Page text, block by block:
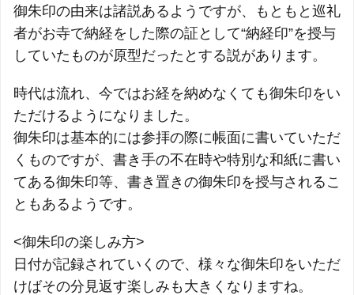
御朱印の由来は諸説あるようですが、もともと巡礼
者がお寺で納経をした際の証として“納経印”を授与
していたものが原型だったとする説があります。
時代は流れ、今ではお経を納めなくても御朱印をい
ただけるようになりました。
御朱印は基本的には参拝の際に帳面に書いていただ
くものですが、書き手の不在時や特別な和紙に書い
てある御朱印等、書き置きの御朱印を授与されるこ
ともあるようです。
<御朱印の楽しみ方>
日付が記録されていくので、様々な御朱印をいただ
けばその分見返す楽しみも大きくなりますね。